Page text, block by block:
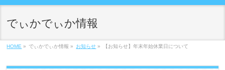
でぃかでぃか情報
HOME » でぃかでぃか情報 » お知らせ » 【お知らせ】年末年始休業日について